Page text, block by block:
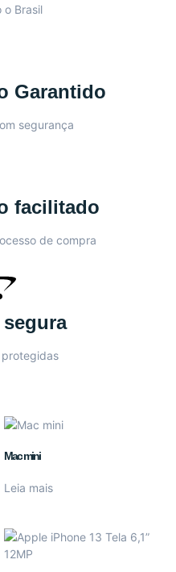
o Brasil
Garantido
segurança
facilitado
de compra
Mac mini
Leia mais